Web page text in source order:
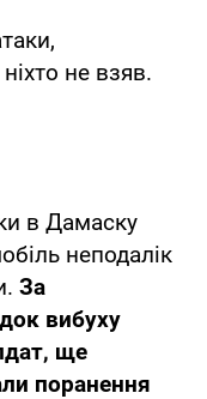
не взяв.
в Дамаску
неподалік
За
вибуху
ще
поранення